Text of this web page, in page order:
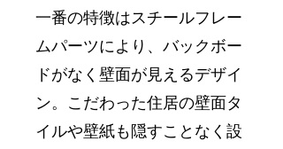
一番の特徴はスチールフレー
ムパーツにより、バックボー
ドがなく壁面が見えるデザイ
ン。こだわった住居の壁面タ
イルや壁紙も隠すことなく設